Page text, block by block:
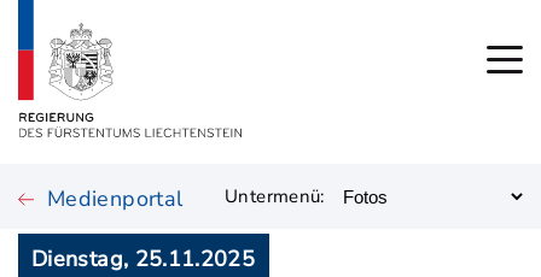
Medienportal Untermenü:
Dienstag, 25.11.2025